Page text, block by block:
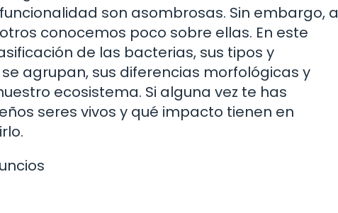
son asombrosas. Sin embargo, a
conocemos poco sobre ellas. En este
de las bacterias, sus tipos y
agrupan, sus diferencias morfológicas y
ecosistema. Si alguna vez te has
seres vivos y qué impacto tienen en